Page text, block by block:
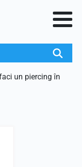
un piercing în